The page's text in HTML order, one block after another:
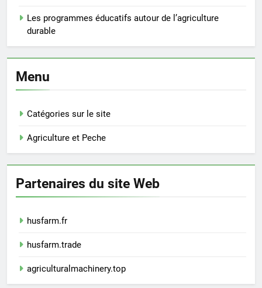
Les programmes éducatifs autour de l’agriculture
durable
Menu
Catégories sur le site
Agriculture et Peche
Partenaires du site Web
husfarm.fr
husfarm.trade
agriculturalmachinery.top